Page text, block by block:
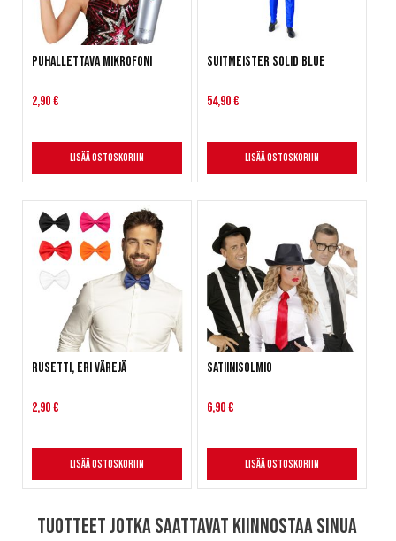
Puhallettava mikrofoni
2,90 €
Lisää ostoskoriin
Suitmeister Solid Blue
54,90 €
Lisää ostoskoriin
Rusetti, eri värejä
2,90 €
Lisää ostoskoriin
Satiinisolmio
6,90 €
Lisää ostoskoriin
Tuotteet jotka saattavat kiinnostaa sinua